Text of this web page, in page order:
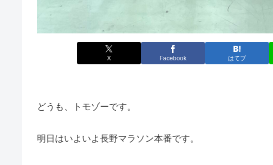
X Facebook はてブ
どうも、トモゾーです。
明日はいよいよ長野マラソン本番です。